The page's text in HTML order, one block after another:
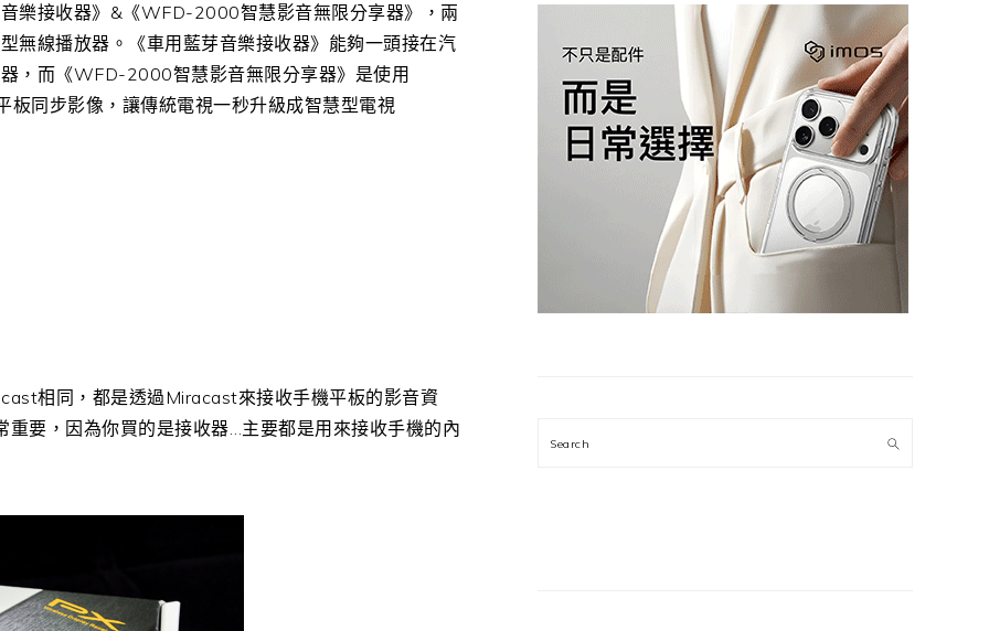
樂接收器》&《WFD-2000智慧影音無限分享器》，兩
無線播放器。《車用藍芽音樂接收器》能夠一頭接在汽
，而《WFD-2000智慧影音無限分享器》是使用
同步影像，讓傳統電視一秒升級成智慧型電視
相同，都是透過Miracast來接收手機平板的影音資
要，因為你買的是接收器…主要都是用來接收手機的內
Search